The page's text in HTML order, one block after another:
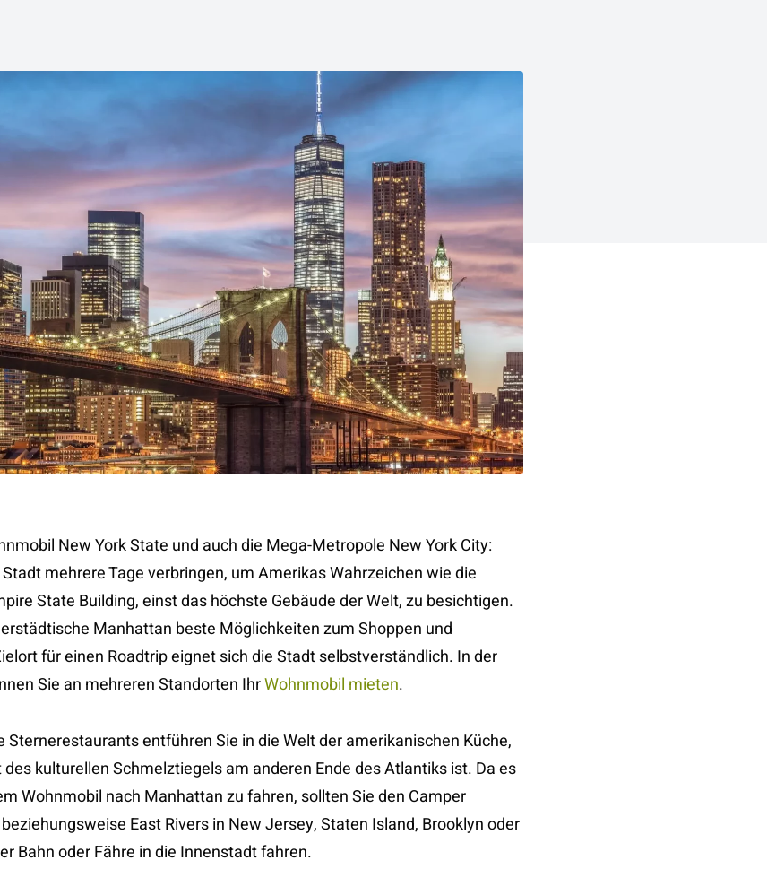
New York State und auch die Mega-Metropole New York City:
mehrere Tage verbringen, um Amerikas Wahrzeichen wie die
State Building, einst das höchste Gebäude der Welt, zu besichtigen.
Manhattan beste Möglichkeiten zum Shoppen und
für einen Roadtrip eignet sich die Stadt selbstverständlich. In der
Sie an mehreren Standorten IhrWohnmobil mieten.
Sternerestaurants entführen Sie in die Welt der amerikanischen Küche,
kulturellen Schmelztiegels am anderen Ende des Atlantiks ist. Da es
Wohnmobil nach Manhattan zu fahren, sollten Sie den Camper
East Rivers in New Jersey, Staten Island, Brooklyn oder
Bahn oder Fähre in die Innenstadt fahren.